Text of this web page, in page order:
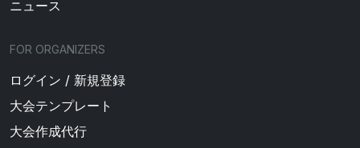
ニュース
FOR ORGANIZERS
ログイン / 新規登録
大会テンプレート
大会作成代行